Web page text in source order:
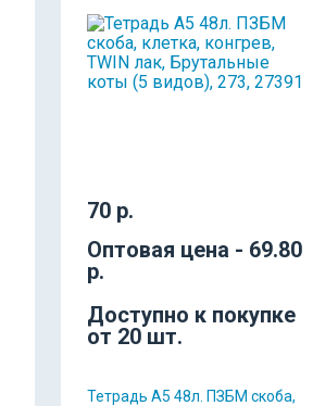
70 р.
Оптовая цена - 69.80
р.
Доступно к покупке
от 20 шт.
Тетрадь А5 48л. ПЗБМ скоба,